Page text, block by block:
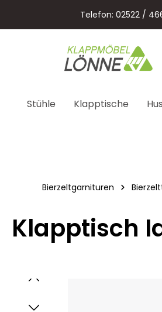
Zur Hauptnavigation
Telefon: 02522 /
Stühle Klapptische
Bierzeltgarnituren
Klapptisch
Bildergalerie überspringen